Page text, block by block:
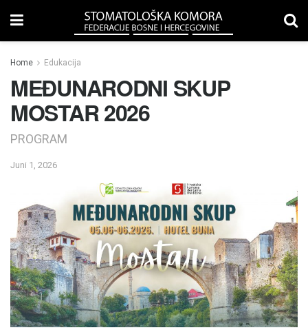
Home Edukacija
MEĐUNARODNI SKUP
MOSTAR 2026
PROGRAM
Juni 1, 2026